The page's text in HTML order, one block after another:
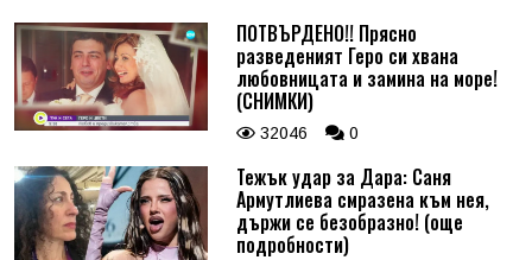
ПОТВЪРДЕНО!! Прясно
разведеният Геро си хвана
любовницата и замина на море!
(СНИМКИ)
32046 0
Тежък удар за Дара: Саня
Армутлиева смразена към нея,
държи се безобразно! (още
подробности)